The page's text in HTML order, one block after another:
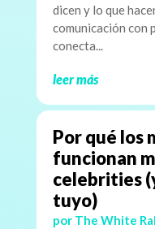
dicen y lo que
comunicación con
conecta...
leer más
Por qué los
funcionan
celebrities
tuyo)
por The White